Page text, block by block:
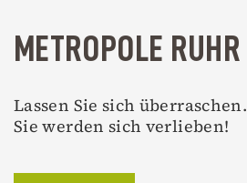
METROPOLE RUHR
Lassen Sie sich überraschen.
Sie werden sich verlieben!